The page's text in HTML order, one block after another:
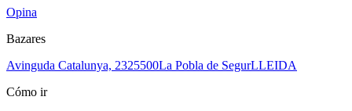
Opina
Bazares
Avinguda Catalunya, 2325500La Pobla de SegurLLEIDA
Cómo ir